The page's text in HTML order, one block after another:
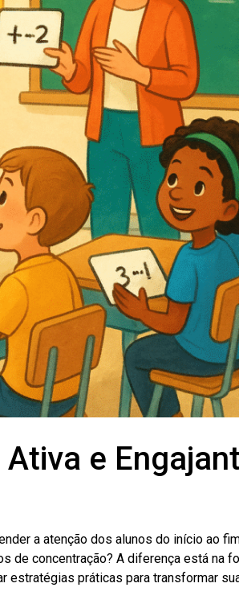
e
a atenção dos alunos do início ao
de concentração? A diferença está na
estratégias práticas para transformar